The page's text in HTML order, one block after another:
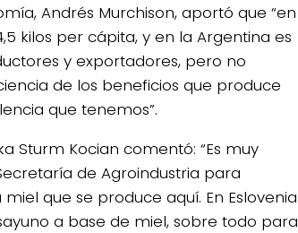
Andrés Murchison, aportó que “en
kilos per cápita, y en la Argentina es
y exportadores, pero no
de los beneficios que produce
que tenemos”.
Sturm Kocian comentó: “Es muy
de Agroindustria para
que se produce aquí. En Eslovenia
a base de miel, sobre todo para